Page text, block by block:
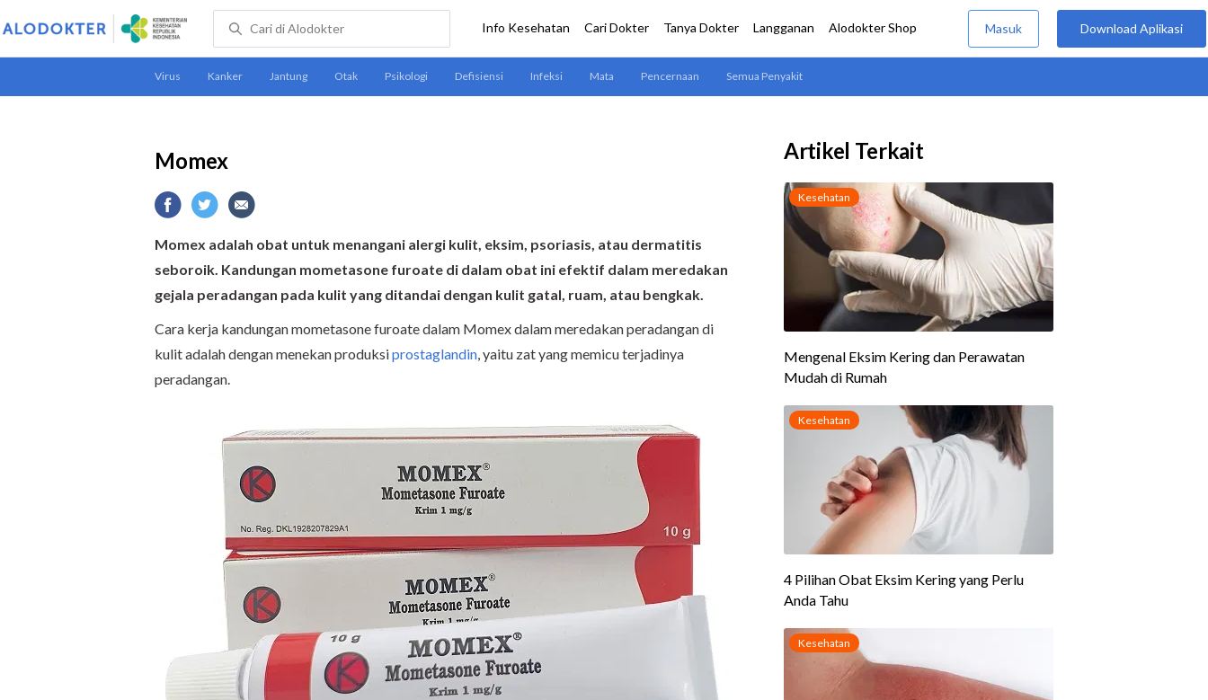
Momex
Momex adalah obat untuk menangani alergi kulit, eksim, psoriasis, atau dermatitis
seboroik. Kandungan mometasone furoate di dalam obat ini efektif dalam meredakan
gejala peradangan pada kulit yang ditandai dengan kulit gatal, ruam, atau bengkak.
Cara kerja kandungan mometasone furoate dalam Momex dalam meredakan peradangan di
kulit adalah dengan menekan produksiprostaglandin, yaitu zat yang memicu terjadinya
peradangan.
Artikel Terkait